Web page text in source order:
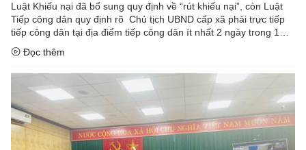
Luật Khiếu nại đã bổ sung quy định về “rút khiếu nại”, còn Luật
Tiếp công dân quy định rõ Chủ tịch UBND cấp xã phải trực tiếp
tiếp công dân tại địa điểm tiếp công dân ít nhất 2 ngày trong 1
tháng.
Đọc thêm